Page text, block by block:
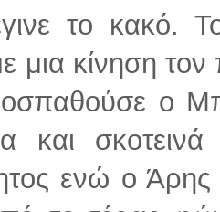
το κακό.
μια κίνηση
ο
και
ενώ ο